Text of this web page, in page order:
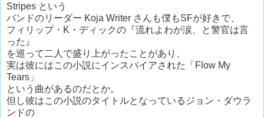
Stripes という
バンドのリーダー Koja Writer さんも僕もSFが好きで、
フィリップ・K・ディックの『流れよわが涙、と警官は言
った』
を巡って二人で盛り上がったことがあり、
実は彼にはこの小説にインスパイアされた「Flow My
Tears」
という曲があるのだとか。
但し彼はこの小説のタイトルとなっているジョン・ダウラ
ンドの